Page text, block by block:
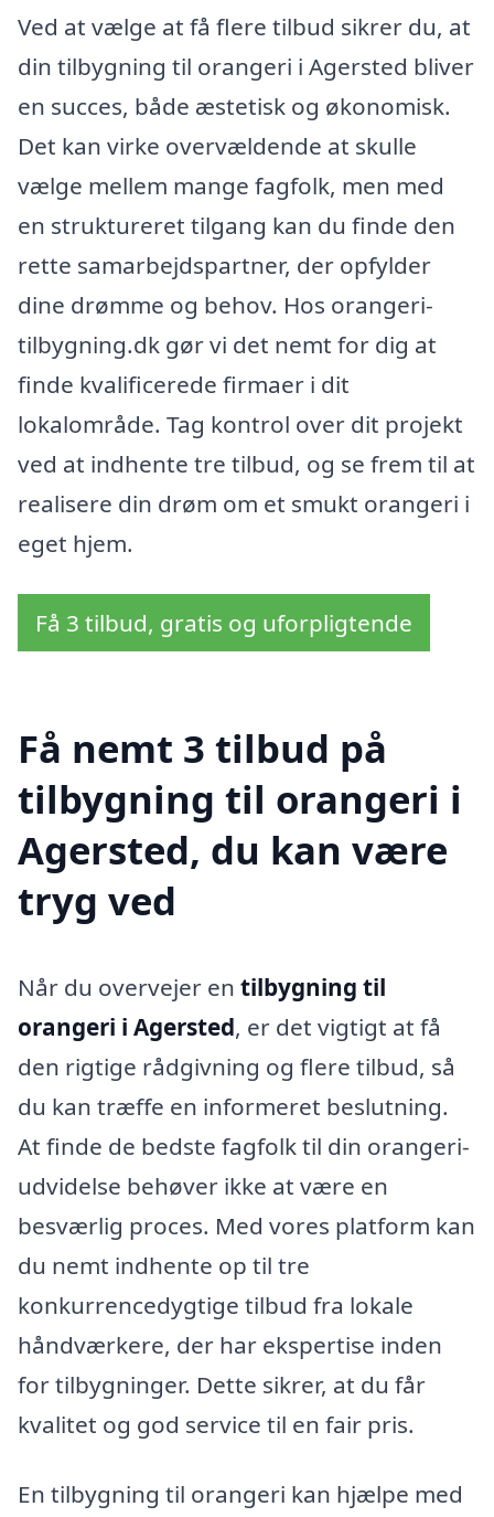
Ved at vælge at få flere tilbud sikrer du, at
din tilbygning til orangeri i Agersted bliver
en succes, både æstetisk og økonomisk.
Det kan virke overvældende at skulle
vælge mellem mange fagfolk, men med
en struktureret tilgang kan du finde den
rette samarbejdspartner, der opfylder
dine drømme og behov. Hos orangeri-
tilbygning.dk gør vi det nemt for dig at
finde kvalificerede firmaer i dit
lokalområde. Tag kontrol over dit projekt
ved at indhente tre tilbud, og se frem til at
realisere din drøm om et smukt orangeri i
eget hjem.
Få 3 tilbud, gratis og uforpligtende
Få nemt 3 tilbud på
tilbygning til orangeri i
Agersted, du kan være
tryg ved
Når du overvejer en tilbygning til
orangeri i Agersted, er det vigtigt at få
den rigtige rådgivning og flere tilbud, så
du kan træffe en informeret beslutning.
At finde de bedste fagfolk til din orangeri-
udvidelse behøver ikke at være en
besværlig proces. Med vores platform kan
du nemt indhente op til tre
konkurrencedygtige tilbud fra lokale
håndværkere, der har ekspertise inden
for tilbygninger. Dette sikrer, at du får
kvalitet og god service til en fair pris.
En tilbygning til orangeri kan hjælpe med